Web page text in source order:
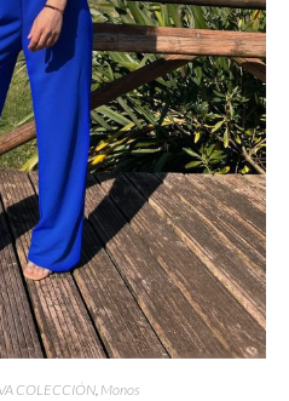
COLECCIÓN, Monos